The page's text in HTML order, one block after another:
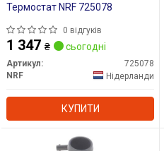
Термостат NRF 725078
0 відгуків
1 347 ₴ сьогодні
Артикул:
725078
NRF
Нідерланди
КУПИТИ